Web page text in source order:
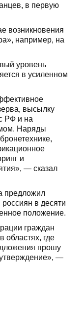
в первую
возникновения
например, на
уровень
в усиленном
высылку
РФ и на
Наряды
и
— сказал
предложил
россиян в десяти
положение.
граждан
областях, где
прошу
—